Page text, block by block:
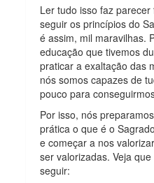
Ler tudo isso faz
seguir os princípios do
é assim, mil maravilhas.
educação que tivemos
praticar a exaltação das
nós somos capazes de
pouco para
Por isso, nós
prática o que é o
e começar a nos
ser valorizadas. Veja
seguir: